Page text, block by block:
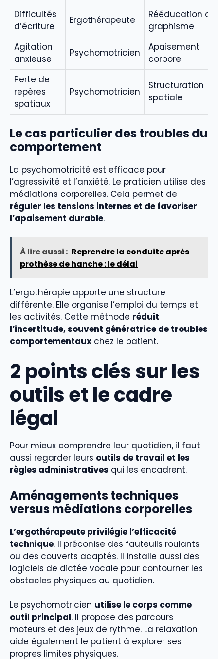
Difficultés
d’écriture
Ergothérapeute
Rééducation du
graphisme
Agitation
anxieuse
Psychomotricien
Apaisement
corporel
Perte de
repères
spatiaux
Psychomotricien
Structuration
spatiale
Le cas particulier des troubles du
comportement
La psychomotricité est efficace pour
l’agressivité et l’anxiété. Le praticien utilise des
médiations corporelles. Cela permet de
réguler les tensions internes et de favoriser
l’apaisement durable.
À lire aussi : Reprendre la conduite après
prothèse de hanche : le délai
L’ergothérapie apporte une structure
différente. Elle organise l’emploi du temps et
les activités. Cette méthode réduit
l’incertitude, souvent génératrice de troubles
comportementaux chez le patient.
2 points clés sur les
outils et le cadre
légal
Pour mieux comprendre leur quotidien, il faut
aussi regarder leurs outils de travail et les
règles administratives qui les encadrent.
Aménagements techniques
versus médiations corporelles
L’ergothérapeute privilégie l’efficacité
technique. Il préconise des fauteuils roulants
ou des couverts adaptés. Il installe aussi des
logiciels de dictée vocale pour contourner les
obstacles physiques au quotidien.
Le psychomotricien utilise le corps comme
outil principal. Il propose des parcours
moteurs et des jeux de rythme. La relaxation
aide également le patient à explorer ses
propres limites physiques.